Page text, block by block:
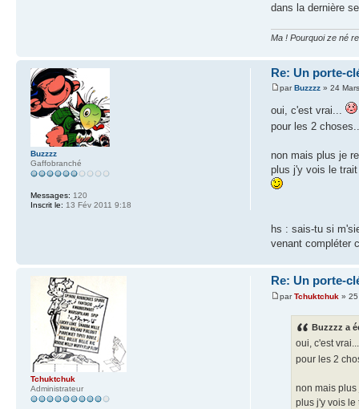
dans la dernière
Ma ! Pourquoi ze né
Re: Un porte-
parBuzzzz » 24
oui, c'est vrai...
pour les 2
non mais plus je
plus j'y vois le
hs : sais-tu si
venant compléter
Buzzzz
Gaffobranché
Messages: 120
Inscrit le: 13 Fév 2011 9:18
Re: Un porte-
parTchuktchuk »
Buzzzz a
oui, c'est
pour les 2
non mais
plus j'y vois le
Tchuktchuk
Administrateur